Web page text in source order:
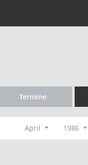
Termine
April 1986